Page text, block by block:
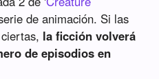
de animación. Si las
la ficción volverá
de episodios en